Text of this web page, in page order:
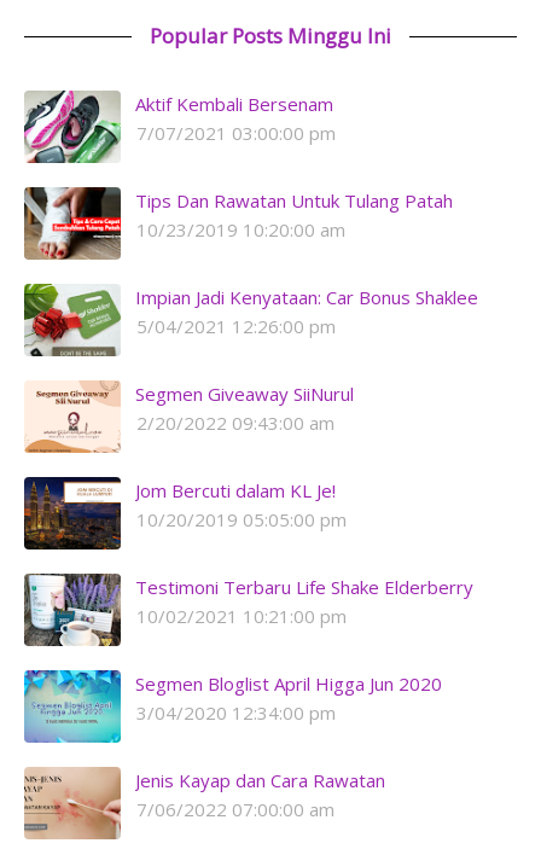
Popular Posts Minggu Ini
Aktif Kembali Bersenam
7/07/2021 03:00:00 pm
Tips Dan Rawatan Untuk Tulang Patah
10/23/2019 10:20:00 am
Impian Jadi Kenyataan: Car Bonus Shaklee
5/04/2021 12:26:00 pm
Segmen Giveaway SiiNurul
2/20/2022 09:43:00 am
Jom Bercuti dalam KL Je!
10/20/2019 05:05:00 pm
Testimoni Terbaru Life Shake Elderberry
10/02/2021 10:21:00 pm
Segmen Bloglist April Higga Jun 2020
3/04/2020 12:34:00 pm
Jenis Kayap dan Cara Rawatan
7/06/2022 07:00:00 am